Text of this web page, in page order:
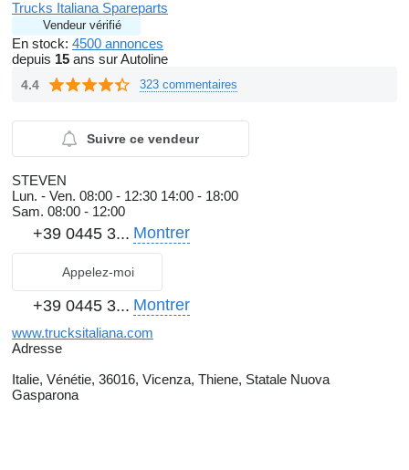
Trucks Italiana Spareparts
Vendeur vérifié
En stock: 4500 annonces
depuis 15 ans sur Autoline
4.4 323 commentaires
Suivre ce vendeur
STEVEN
Lun. - Ven. 08:00 - 12:30 14:00 - 18:00
Sam. 08:00 - 12:00
+39 0445 3... Montrer
Appelez-moi
+39 0445 3... Montrer
www.trucksitaliana.com
Adresse
Italie, Vénétie, 36016, Vicenza, Thiene, Statale Nuova
Gasparona